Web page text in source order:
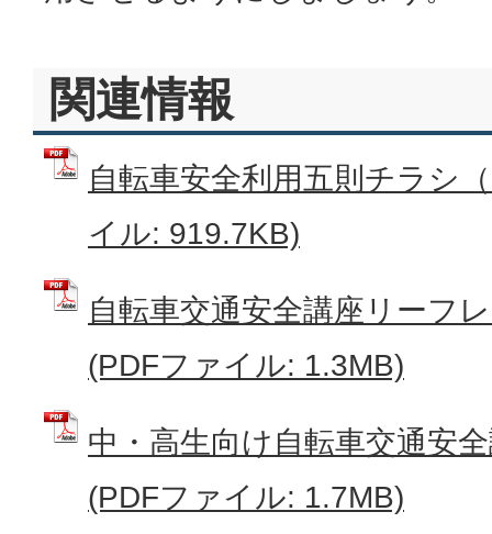
関連情報
自転車安全利用五則チラシ
イル: 919.7KB)
自転車交通安全講座リーフ
(PDFファイル: 1.3MB)
中・高生向け自転車交通安
(PDFファイル: 1.7MB)